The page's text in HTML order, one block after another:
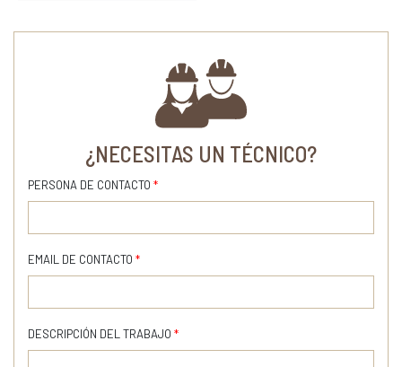
¿NECESITAS UN TÉCNICO?
PERSONA DE CONTACTO *
EMAIL DE CONTACTO *
DESCRIPCIÓN DEL TRABAJO *